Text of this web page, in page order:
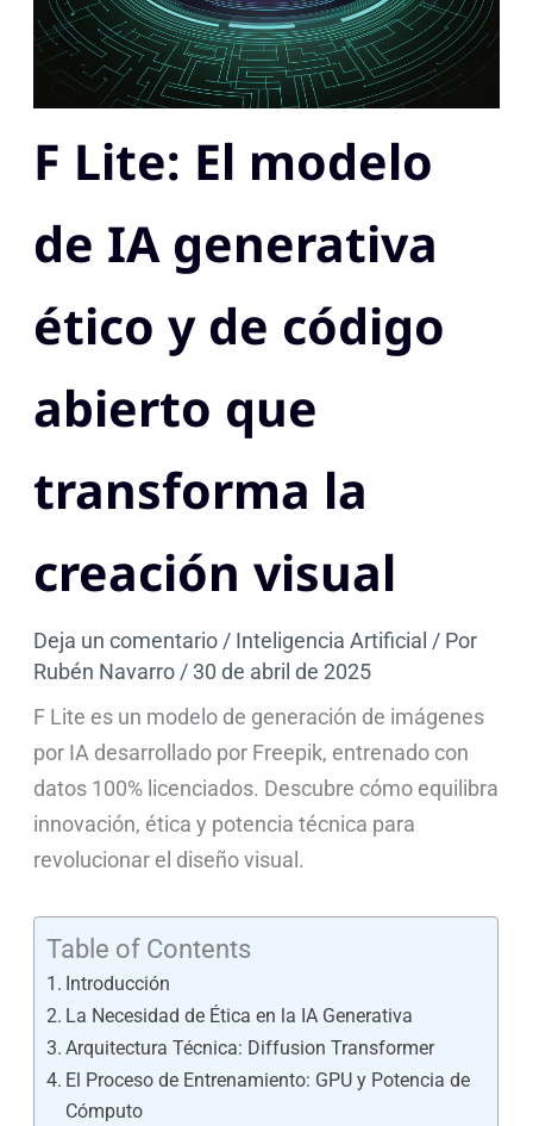
F Lite: El modelo
de IA generativa
ético y de código
abierto que
transforma la
creación visual
Deja un comentario/ Inteligencia Artificial / Por
Rubén Navarro/ 30 de abril de 2025
F Lite es un modelo de generación de imágenes
por IA desarrollado por Freepik, entrenado con
datos 100% licenciados. Descubre cómo equilibra
innovación, ética y potencia técnica para
revolucionar el diseño visual.
Table of Contents
Introducción
La Necesidad de Ética en la IA Generativa
Arquitectura Técnica: Diffusion Transformer
El Proceso de Entrenamiento: GPU y Potencia de
Cómputo